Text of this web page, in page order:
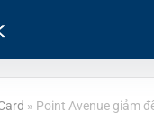
» Point Avenue giảm